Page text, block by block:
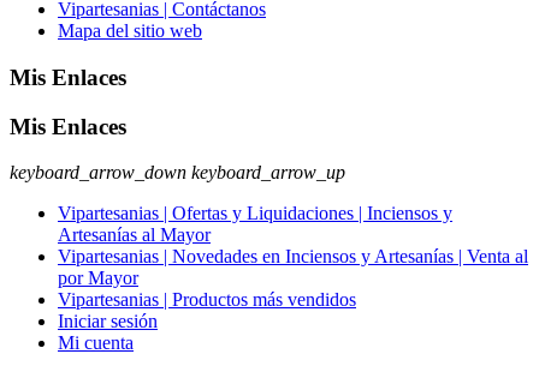
Vipartesanias | Contáctanos
Mapa del sitio web
Mis Enlaces
Mis Enlaces
keyboard_arrow_down keyboard_arrow_up
Vipartesanias | Ofertas y Liquidaciones | Inciensos y
Artesanías al Mayor
Vipartesanias | Novedades en Inciensos y Artesanías | Venta al
por Mayor
Vipartesanias | Productos más vendidos
Iniciar sesión
Mi cuenta